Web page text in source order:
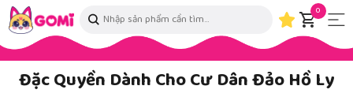
0
Đặc Quyền Dành Cho Cư Dân Đảo Hồ Ly